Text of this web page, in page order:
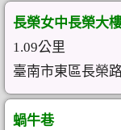
長榮女中長榮大
1.09公里
臺南市東區長榮
蝸牛巷